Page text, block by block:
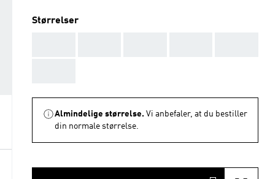
Størrelser
Almindelige størrelse. Vi anbefaler, at du bestiller
din normale størrelse.